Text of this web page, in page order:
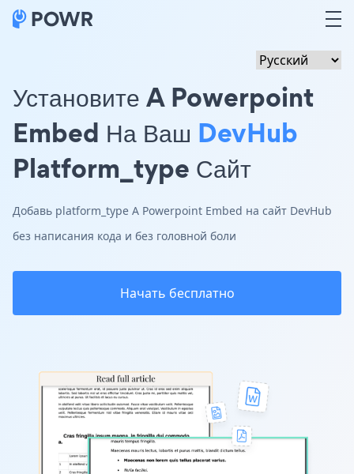
Установите A Powerpoint
Embed На Ваш DevHub
Platform_type Сайт
Добавь platform_type A Powerpoint Embed на сайт DevHub
без написания кода и без головной боли
Начать бесплатно